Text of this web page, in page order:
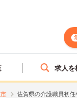
求人を
佐賀県の介護職員初